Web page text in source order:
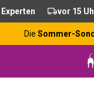
vor 15
Die Sommer-